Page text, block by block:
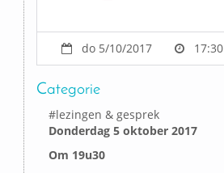
do 5/10/2017 17:30
Categorie
#lezingen & gesprek
Donderdag 5 oktober 2017
Om 19u30